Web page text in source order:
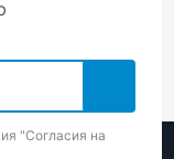
"Cогласия на